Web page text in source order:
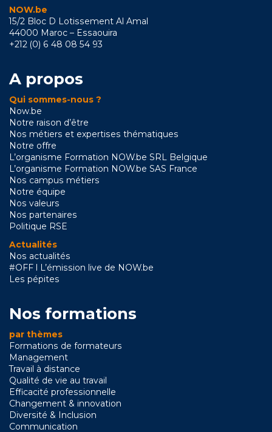
NOW.be
15/2 Bloc D Lotissement Al Amal
44000 Maroc – Essaouira
+212 (0) 6 48 08 54 93
A propos
Qui sommes-nous ?
Now.be
Notre raison d’être
Nos métiers et expertises thématiques
Notre offre
L’organisme Formation NOW.be SRL Belgique
L’organisme Formation NOW.be SAS France
Nos campus métiers
Notre équipe
Nos valeurs
Nos partenaires
Politique RSE
Actualités
Nos actualités
#OFF l L’émission live de NOW.be
Les pépites
Nos formations
par thèmes
Formations de formateurs
Management
Travail à distance
Qualité de vie au travail
Efficacité professionnelle
Changement & innovation
Diversité & Inclusion
Communication